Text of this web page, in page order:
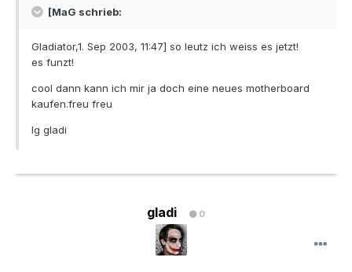
[MaG schrieb:
Gladiator,1. Sep 2003, 11:47] so leutz ich weiss es jetzt!
es funzt!
cool dann kann ich mir ja doch eine neues motherboard
kaufen.freu freu
lg gladi
gladi 0